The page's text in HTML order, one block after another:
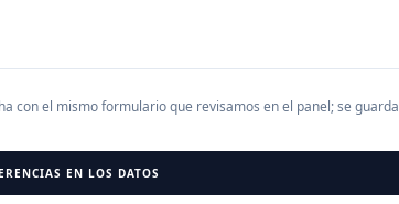
con el mismo formulario que revisamos en el panel; se guarda
EN LOS DATOS